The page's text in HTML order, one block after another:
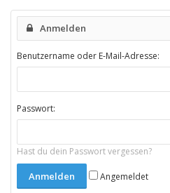
Anmelden
Benutzername oder E-Mail-Adresse:
Passwort:
Hast du dein Passwort vergessen?
Angemeldet